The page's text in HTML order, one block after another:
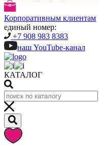
Корпоративным клиентам
единый номер:
+7 908 983 8383
наш YouTube-канал
КАТАЛОГ